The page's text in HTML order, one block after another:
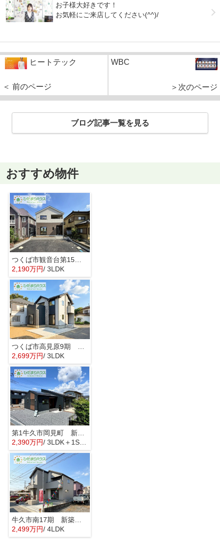
お子様大好きです！
お気軽にご来店してください(^^)/
ヒートテック
＜ 前のページ
WBC
＞次のページ
ブログ記事一覧を見る
おすすめ物件
つくば市観音台第15 新築戸建
2,190万円/ 3LDK
2,699万円/ 3LDK
第1牛久市岡見町 新築戸建
2,390万円/ 3LDK＋1S(納戸)
牛久市南17期 新築戸建
2,499万円/ 4LDK